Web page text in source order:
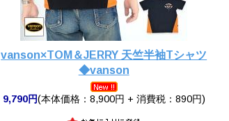
vanson×TOM＆JERRY 天竺半袖Tシャツ
◆vanson
9,790円(本体価格：8,900円 + 消費税：890円)